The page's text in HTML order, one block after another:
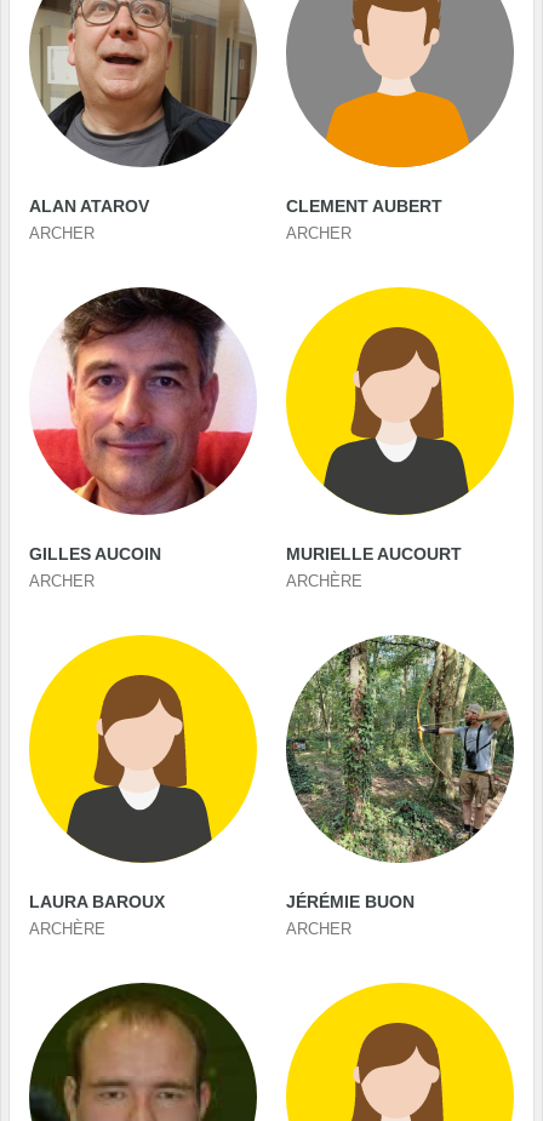
ALAN ATAROV
ARCHER
CLEMENT AUBERT
ARCHER
GILLES AUCOIN
ARCHER
MURIELLE AUCOURT
ARCHÈRE
LAURA BAROUX
ARCHÈRE
JÉRÉMIE BUON
ARCHER